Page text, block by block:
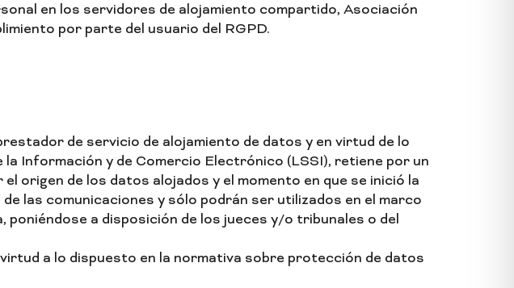
en los servidores de alojamiento compartido, Asociación
por parte del usuario del RGPD.
de servicio de alojamiento de datos y en virtud de lo
Información y de Comercio Electrónico (LSSI), retiene por un
origen de los datos alojados y el momento en que se inició la
las comunicaciones y sólo podrán ser utilizados en el marco
poniéndose a disposición de los jueces y/o tribunales o del
a lo dispuesto en la normativa sobre protección de datos